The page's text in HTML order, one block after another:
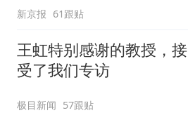
新京报 61跟贴
王虹特别感谢的教授，接
受了我们专访
极目新闻 57跟贴